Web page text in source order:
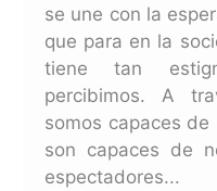
se une con la
que para en la
tiene tan
percibimos. A
somos capaces
son capaces de
espectadores...